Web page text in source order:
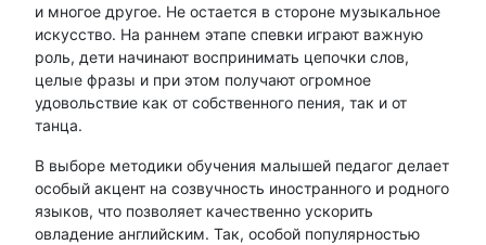
и многое другое. Не остается в стороне музыкальное
искусство. На раннем этапе спевки играют важную
роль, дети начинают воспринимать цепочки слов,
целые фразы и при этом получают огромное
удовольствие как от собственного пения, так и от
танца.
В выборе методики обучения малышей педагог делает
особый акцент на созвучность иностранного и родного
языков, что позволяет качественно ускорить
овладение английским. Так, особой популярностью